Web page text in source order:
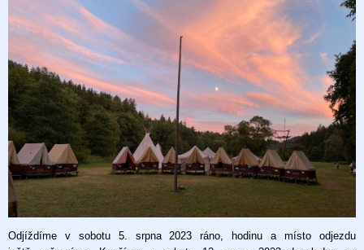
Odjíždíme v sobotu 5. srpna 2023 ráno, hodinu a místo odjezdu